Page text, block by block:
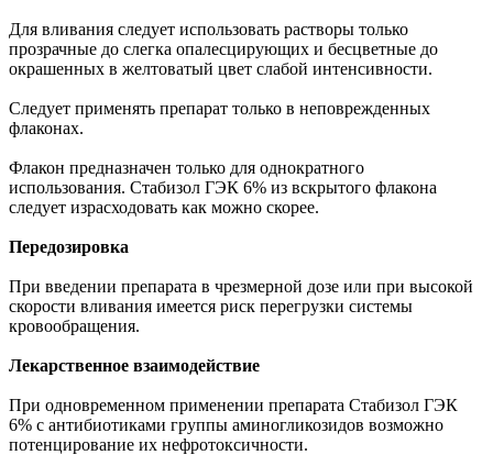
Для вливания следует использовать растворы только
прозрачные до слегка опалесцирующих и бесцветные до
окрашенных в желтоватый цвет слабой интенсивности.
Следует применять препарат только в неповрежденных
флаконах.
Флакон предназначен только для однократного
использования. Стабизол ГЭК 6% из вскрытого флакона
следует израсходовать как можно скорее.
Передозировка
При введении препарата в чрезмерной дозе или при высокой
скорости вливания имеется риск перегрузки системы
кровообращения.
Лекарственное взаимодействие
При одновременном применении препарата Стабизол ГЭК
6% с антибиотиками группы аминогликозидов возможно
потенцирование их нефротоксичности.